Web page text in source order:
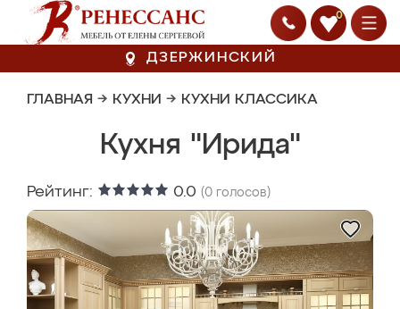
0
ДЗЕРЖИНСКИЙ
ГЛАВНАЯ → КУХНИ → КУХНИ КЛАССИКА
Кухня "Ирида"
Рейтинг: 0.0 (0 голосов)